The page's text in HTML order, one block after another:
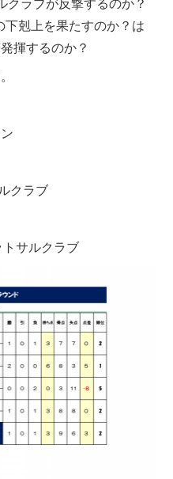
剋上を果たすのか？は
揮するのか？
クラブ
サルクラブ